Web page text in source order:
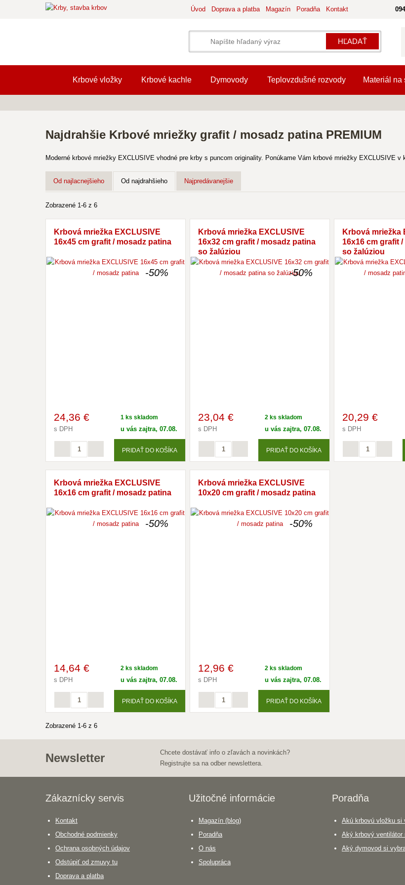
HĽADAŤ
Úvod Doprava a platba Magazín Poradňa Kontakt
Krbové vložky Krbové kachle Dymovody Teplovzdušné rozvody Materiál na
Najdrahšie Krbové mriežky grafit / mosadz patina PREMIUM
Moderné krbové mriežky EXCLUSIVE vhodné pre krby s puncom originality. Ponúkame Vám krbové mriežky EXCLUSIVE
Od najlacnejšieho Od najdrahšieho Najpredávanejšie
Zobrazené 1-6 z 6
Krbová mriežka EXCLUSIVE
16x45 cm grafit / mosadz patina
-50%
24,36 €
s DPH
1 ks skladom
u vás zajtra, 07.08.
PRIDAŤ DO KOŠÍKA
Krbová mriežka EXCLUSIVE
16x32 cm grafit / mosadz patina
so žalúziou
-50%
23,04 €
s DPH
2 ks skladom
u vás zajtra, 07.08.
PRIDAŤ DO KOŠÍKA
Krbová mriežka
16x16 cm grafit
so žalúziou
20,29 €
s DPH
Krbová mriežka EXCLUSIVE
16x16 cm grafit / mosadz patina
-50%
14,64 €
s DPH
2 ks skladom
u vás zajtra, 07.08.
PRIDAŤ DO KOŠÍKA
Krbová mriežka EXCLUSIVE
10x20 cm grafit / mosadz patina
-50%
12,96 €
s DPH
2 ks skladom
u vás zajtra, 07.08.
PRIDAŤ DO KOŠÍKA
Zobrazené 1-6 z 6
Newsletter
Chcete dostávať info o zľavách a novinkách?
Registrujte sa na odber newslettera.
Zákaznícky servis
Kontakt
Obchodné podmienky
Ochrana osobných údajov
Odstúpiť od zmuvy tu
Doprava a platba
Užitočné informácie
Magazín (blog)
Poradňa
O nás
Spolupráca
Poradňa
Akú krbovú vložku si
Aký krbový ventilátor
Aký dymovod si